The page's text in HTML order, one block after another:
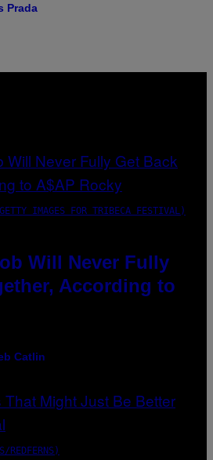
Prada
IMAGES FOR TRIBECA FESTIVAL)
Will Never Fully
According to
Catlin
REDFERNS)